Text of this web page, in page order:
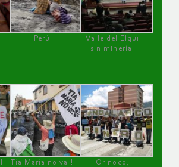
Perú
Valle del Elqui
sin minería.
Tía María no va !
Orinoco,